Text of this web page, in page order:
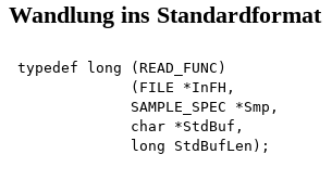
Wandlung ins Standardformat
typedef long (READ_FUNC)
             (FILE *InFH,
             SAMPLE_SPEC *Smp,
             char *StdBuf,